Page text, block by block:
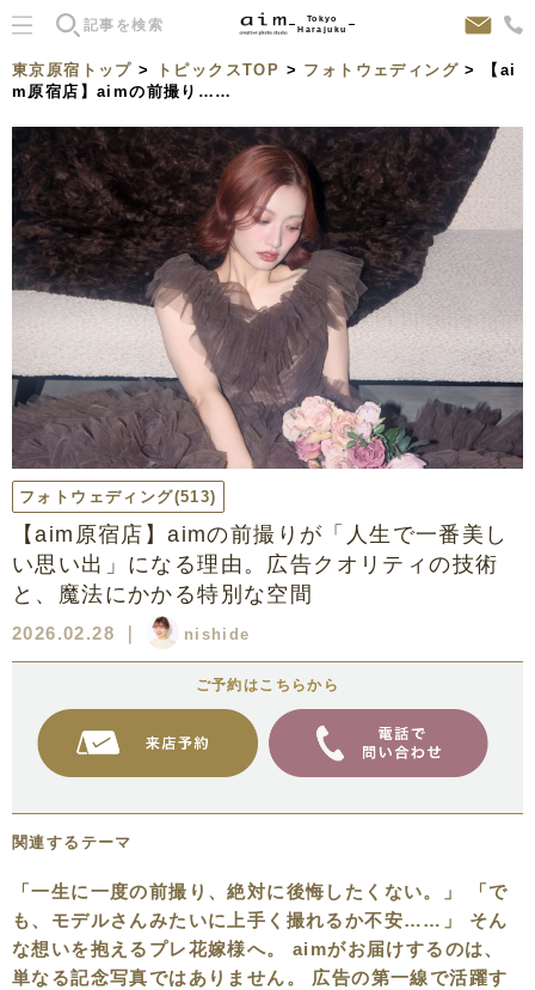
Tokyo
Harajuku
東京原宿トップ > トピックスTOP > フォトウェディング > 【ai
m原宿店】aimの前撮り……
フォトウェディング(513)
【aim原宿店】aimの前撮りが「人生で一番美し
い思い出」になる理由。広告クオリティの技術
と、魔法にかかる特別な空間
2026.02.28 nishide
ご予約はこちらから
関連するテーマ
「一生に一度の前撮り、絶対に後悔したくない。」 「で
も、モデルさんみたいに上手く撮れるか不安……」 そん
な想いを抱えるプレ花嫁様へ。 aimがお届けするのは、
単なる記念写真ではありません。 広告の第一線で活躍す